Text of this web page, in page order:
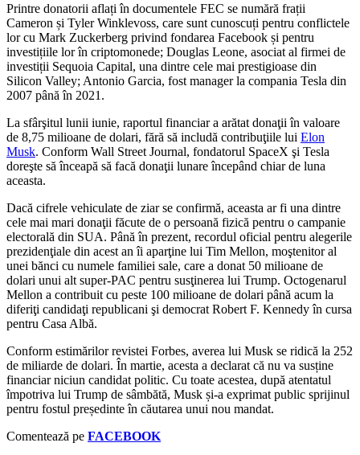
Printre donatorii aflați în documentele FEC se numără frații
Cameron și Tyler Winklevoss, care sunt cunoscuți pentru conflictele
lor cu Mark Zuckerberg privind fondarea Facebook și pentru
investițiile lor în criptomonede; Douglas Leone, asociat al firmei de
investiții Sequoia Capital, una dintre cele mai prestigioase din
Silicon Valley; Antonio Garcia, fost manager la compania Tesla din
2007 până în 2021.
La sfârşitul lunii iunie, raportul financiar a arătat donaţii în valoare
de 8,75 milioane de dolari, fără să includă contribuţiile lui Elon
Musk. Conform Wall Street Journal, fondatorul SpaceX şi Tesla
doreşte să înceapă să facă donaţii lunare începând chiar de luna
aceasta.
Dacă cifrele vehiculate de ziar se confirmă, aceasta ar fi una dintre
cele mai mari donaţii făcute de o persoană fizică pentru o campanie
electorală din SUA. Până în prezent, recordul oficial pentru alegerile
prezidenţiale din acest an îi aparţine lui Tim Mellon, moştenitor al
unei bănci cu numele familiei sale, care a donat 50 milioane de
dolari unui alt super-PAC pentru susţinerea lui Trump. Octogenarul
Mellon a contribuit cu peste 100 milioane de dolari până acum la
diferiţi candidaţi republicani şi democrat Robert F. Kennedy în cursa
pentru Casa Albă.
Conform estimărilor revistei Forbes, averea lui Musk se ridică la 252
de miliarde de dolari. În martie, acesta a declarat că nu va susține
financiar niciun candidat politic. Cu toate acestea, după atentatul
împotriva lui Trump de sâmbătă, Musk și-a exprimat public sprijinul
pentru fostul președinte în căutarea unui nou mandat.
Comentează pe FACEBOOK